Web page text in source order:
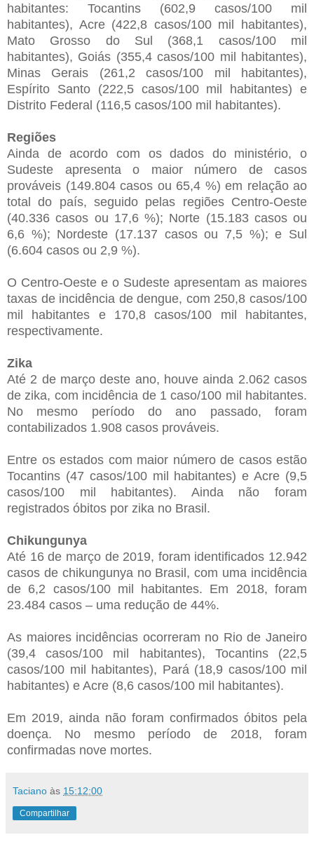
habitantes: Tocantins (602,9 casos/100 mil
habitantes), Acre (422,8 casos/100 mil habitantes),
Mato Grosso do Sul (368,1 casos/100 mil
habitantes), Goiás (355,4 casos/100 mil habitantes),
Minas Gerais (261,2 casos/100 mil habitantes),
Espírito Santo (222,5 casos/100 mil habitantes) e
Distrito Federal (116,5 casos/100 mil habitantes).
Regiões
Ainda de acordo com os dados do ministério, o
Sudeste apresenta o maior número de casos
prováveis (149.804 casos ou 65,4 %) em relação ao
total do país, seguido pelas regiões Centro-Oeste
(40.336 casos ou 17,6 %); Norte (15.183 casos ou
6,6 %); Nordeste (17.137 casos ou 7,5 %); e Sul
(6.604 casos ou 2,9 %).
O Centro-Oeste e o Sudeste apresentam as maiores
taxas de incidência de dengue, com 250,8 casos/100
mil habitantes e 170,8 casos/100 mil habitantes,
respectivamente.
Zika
Até 2 de março deste ano, houve ainda 2.062 casos
de zika, com incidência de 1 caso/100 mil habitantes.
No mesmo período do ano passado, foram
contabilizados 1.908 casos prováveis.
Entre os estados com maior número de casos estão
Tocantins (47 casos/100 mil habitantes) e Acre (9,5
casos/100 mil habitantes). Ainda não foram
registrados óbitos por zika no Brasil.
Chikungunya
Até 16 de março de 2019, foram identificados 12.942
casos de chikungunya no Brasil, com uma incidência
de 6,2 casos/100 mil habitantes. Em 2018, foram
23.484 casos – uma redução de 44%.
As maiores incidências ocorreram no Rio de Janeiro
(39,4 casos/100 mil habitantes), Tocantins (22,5
casos/100 mil habitantes), Pará (18,9 casos/100 mil
habitantes) e Acre (8,6 casos/100 mil habitantes).
Em 2019, ainda não foram confirmados óbitos pela
doença. No mesmo período de 2018, foram
confirmadas nove mortes.
Taciano às 15:12:00
Compartilhar